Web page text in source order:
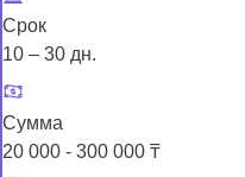
Срок
10 – 30 дн.
Сумма
20 000 - 300 000 ₸